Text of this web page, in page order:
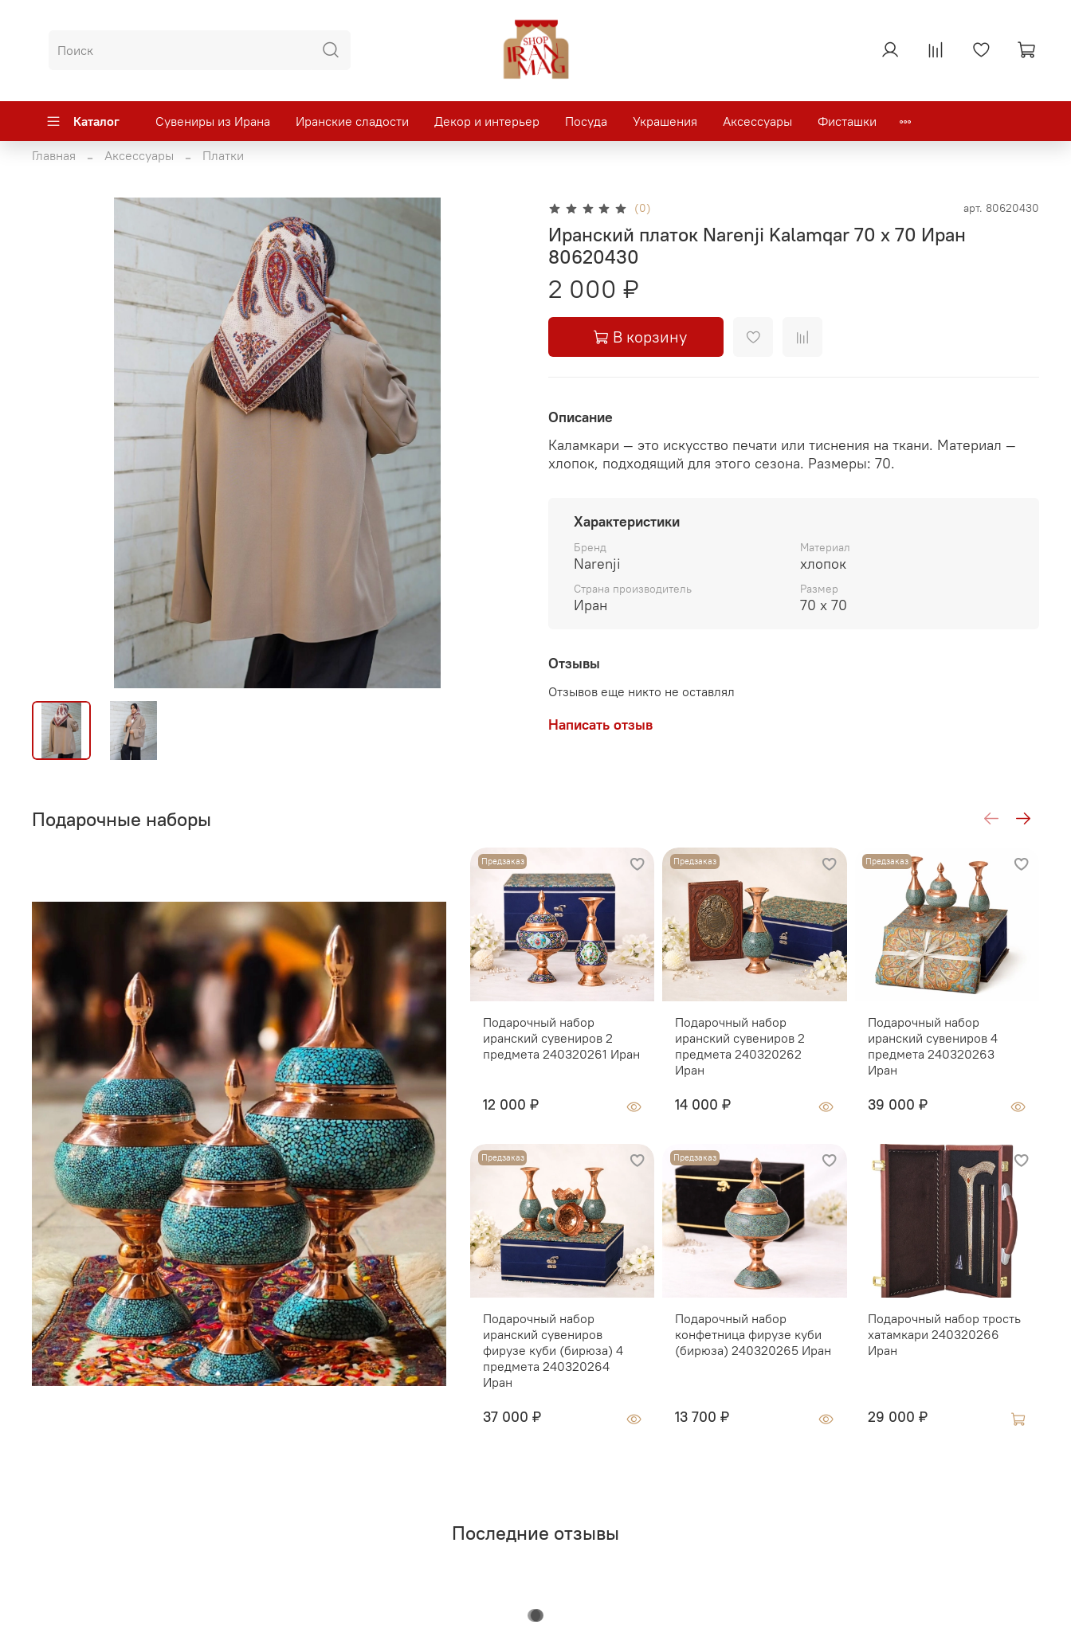
Каталог Сувениры из Ирана Иранские сладости Декор и интерьер Посуда Украшения Аксессуары Фисташки
Главная Аксессуары Платки
(0) арт. 80620430
Иранский платок Narenji Kalamqar 70 х 70 Иран
80620430
2 000 ₽
В корзину
Описание
Каламкари — это искусство печати или тиснения на ткани. Материал —
хлопок, подходящий для этого сезона. Размеры: 70.
Характеристики
Бренд
Narenji
Материал
хлопок
Страна производитель
Иран
Размер
70 х 70
Отзывы
Отзывов еще никто не оставлял
Написать отзыв
Подарочные наборы
Предзаказ
Подарочный набор
иранский сувениров 2
предмета 240320261 Иран
12 000 ₽
Предзаказ
Подарочный набор
иранский сувениров
фирузе куби (бирюза) 4
предмета 240320264
Иран
37 000 ₽
Предзаказ
Подарочный набор
иранский сувениров 2
предмета 240320262
Иран
14 000 ₽
Предзаказ
Подарочный набор
конфетница фирузе куби
(бирюза) 240320265 Иран
13 700 ₽
Предзаказ
Подарочный набор
иранский сувениров 4
предмета 240320263
Иран
39 000 ₽
Подарочный набор трость
хатамкари 240320266
Иран
29 000 ₽
Последние отзывы